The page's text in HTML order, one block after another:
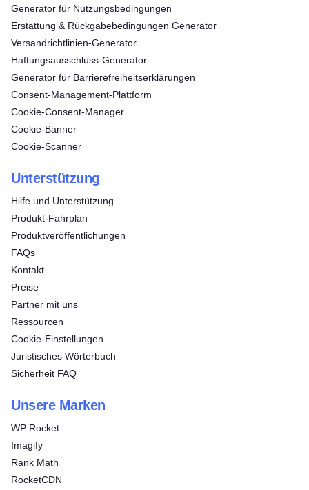
Generator für Nutzungsbedingungen
Erstattung & Rückgabebedingungen Generator
Versandrichtlinien-Generator
Haftungsausschluss-Generator
Generator für Barrierefreiheitserklärungen
Consent‑Management‑Plattform
Cookie-Consent-Manager
Cookie-Banner
Cookie-Scanner
Unterstützung
Hilfe und Unterstützung
Produkt-Fahrplan
Produktveröffentlichungen
FAQs
Kontakt
Preise
Partner mit uns
Ressourcen
Cookie-Einstellungen
Juristisches Wörterbuch
Sicherheit FAQ
Unsere Marken
WP Rocket
Imagify
Rank Math
RocketCDN